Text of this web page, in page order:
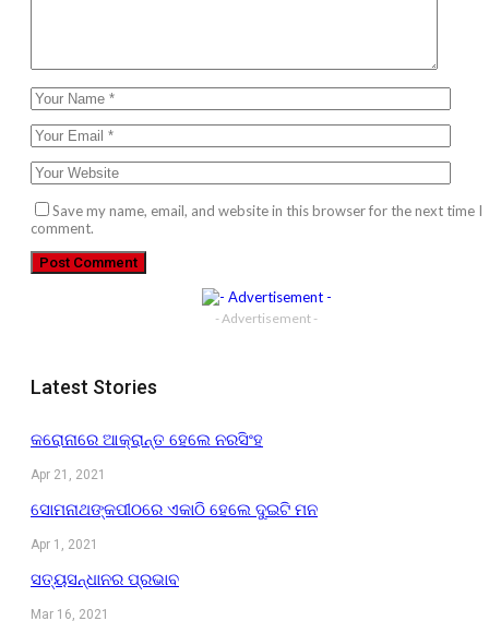
Save my name, email, and website in this browser for the next time I
comment.
- Advertisement -
Latest Stories
କରୋନାରେ ଆକ୍ରାନ୍ତ ହେଲେ ନରସିଂହ
Apr 21, 2021
ସୋମନାଥଙ୍କପୀଠରେ ଏକାଠି ହେଲେ ଦୁଇଟି ମନ
Apr 1, 2021
ସତ୍ୟସନ୍ଧାନର ପ୍ରଭାବ
Mar 16, 2021